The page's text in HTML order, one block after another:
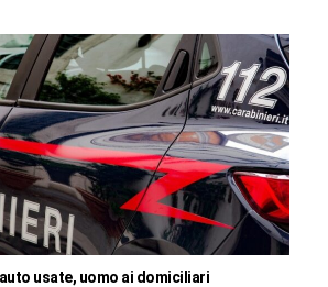
usate, uomo ai domiciliari